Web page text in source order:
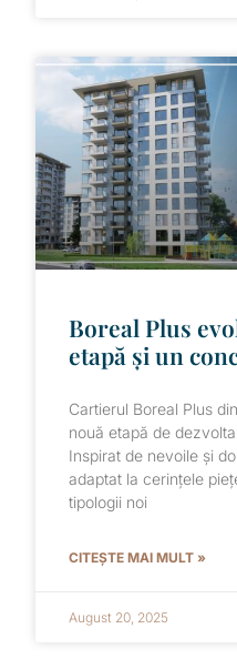
Boreal Plus
etapă și un
Cartierul Boreal Plus
nouă etapă de
Inspirat de nevoile și
adaptat la cerințele
tipologii noi
CITEȘTE MAI MULT »
August 20, 2025